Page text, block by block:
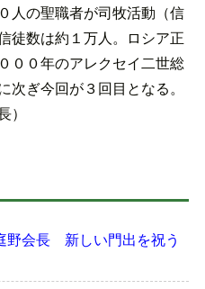
人の聖職者が司牧活動（信
徒数は約１万人。ロシア正
００年のアレクセイ二世総
ぎ今回が３回目となる。
）
会長 新しい門出を祝う